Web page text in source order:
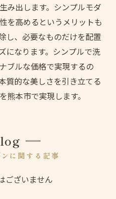
み出します。シンプルモダ
を高めるというメリットも
し、必要なものだけを配置
になります。シンプルで洗
ブルな価格で実現するの
質的な美しさを引き立てる
熊本市で実現します。
に関する記事
ございません